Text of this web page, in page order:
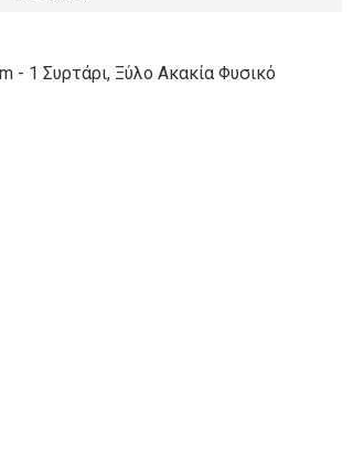
- 1 Συρτάρι, Ξύλο Ακακία Φυσικό